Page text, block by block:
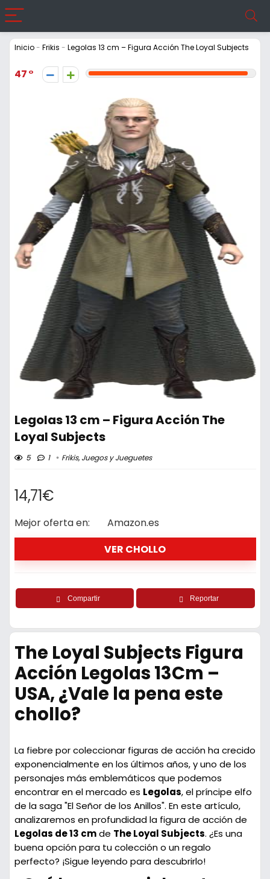
Inicio- Frikis - Legolas 13 cm – Figura Acción The Loyal Subjects
47
Legolas 13 cm – Figura Acción The
Loyal Subjects
5 1 Frikis,Juegos y Jueguetes
14,71€
Mejor oferta en:
Amazon.es
VER CHOLLO
Compartir Reportar
The Loyal Subjects Figura
Acción Legolas 13Cm –
USA, ¿Vale la pena este
chollo?
La fiebre por coleccionar figuras de acción ha crecido
exponencialmente en los últimos años, y uno de los
personajes más emblemáticos que podemos
encontrar en el mercado es Legolas, el príncipe elfo
de la saga "El Señor de los Anillos". En este artículo,
analizaremos en profundidad la figura de acción de
Legolas de 13 cmde The Loyal Subjects. ¿Es una
buena opción para tu colección o un regalo
perfecto? ¡Sigue leyendo para descubrirlo!